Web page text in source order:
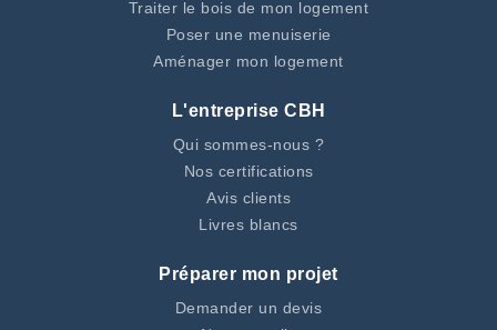
Traiter le bois de mon logement
Poser une menuiserie
Aménager mon logement
L'entreprise CBH
Qui sommes-nous ?
Nos certifications
Avis clients
Livres blancs
Préparer mon projet
Demander un devis